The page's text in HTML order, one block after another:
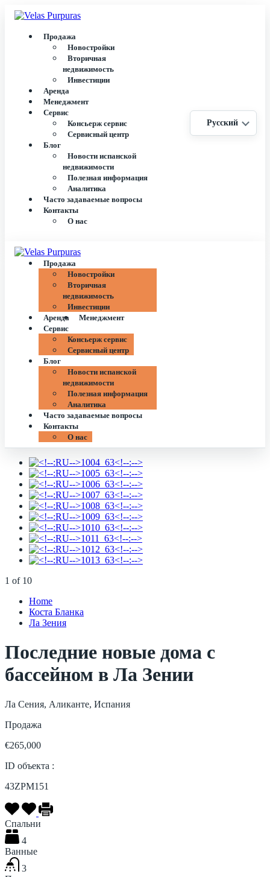
Продажа
Новостройки
Вторичная
недвижимость
Инвестиции
Аренда
Менеджмент
Сервис
Консьерж сервис
Сервисный центр
Блог
Новости испанской
недвижимости
Полезная информация
Аналитика
Часто задаваемые вопросы
Контакты
О нас
Русский
Продажа
Новостройки
Вторичная
недвижимость
Инвестиции
Аренда
Менеджмент
Сервис
Консьерж сервис
Сервисный центр
Блог
Новости испанской
недвижимости
Полезная информация
Аналитика
Часто задаваемые вопросы
Контакты
О нас
1 of 10
Home
Коста Бланка
Ла Зения
Последние новые дома с
бассейном в Ла Зении
Ла Сения, Аликанте, Испания
Продажа
€265,000
ID объекта :
43ZPM151
Спальни
4
Ванные
3